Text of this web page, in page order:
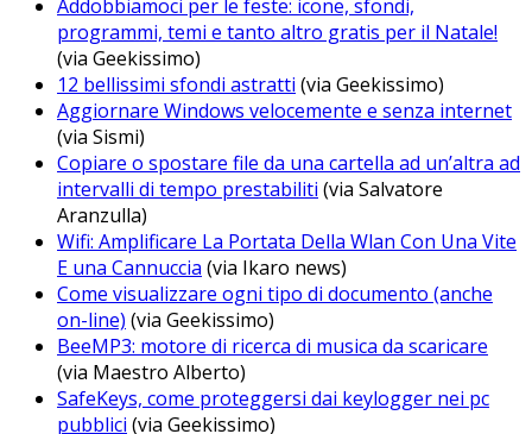
Addobbiamoci per le feste: icone, sfondi,
programmi, temi e tanto altro gratis per il Natale!
(via Geekissimo)
12 bellissimi sfondi astratti (via Geekissimo)
Aggiornare Windows velocemente e senza internet
(via Sismi)
Copiare o spostare file da una cartella ad un’altra ad
intervalli di tempo prestabiliti (via Salvatore
Aranzulla)
Wifi: Amplificare La Portata Della Wlan Con Una Vite
E una Cannuccia (via Ikaro news)
Come visualizzare ogni tipo di documento (anche
on-line) (via Geekissimo)
BeeMP3: motore di ricerca di musica da scaricare
(via Maestro Alberto)
SafeKeys, come proteggersi dai keylogger nei pc
pubblici (via Geekissimo)